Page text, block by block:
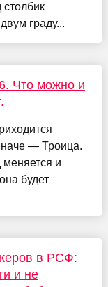
граду...
Что можно и
— Троица.
и
будет
в РСФ:
и не